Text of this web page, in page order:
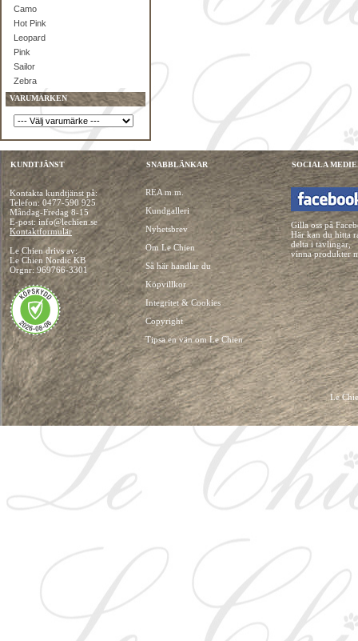
Camo
Hot Pink
Leopard
Pink
Sailor
Zebra
VARUMÄRKEN
KUNDTJÄNST
Kontakta kundtjänst på:
Telefon:0477-590 925
Måndag-Fredag 8-15
E-post: info@lechien.se
Kontaktformulär
Le Chien drivs av:
Le Chien Nordic KB
Orgnr: 969766-3301
SNABBLÄNKAR
REA m.m.
Kundgalleri
Nyhetsbrev
Om Le Chien
Så här handlar du
Köpvillkor
Integritet & Cookies
Copyright
Tipsa en vän om Le Chien
SOCIALA
Gilla oss på
Här kan du hitta
delta i tävlingar,
vinna produkter
Le
HUNDKLÄDER, HUNDVÄSKOR, HUNDACCESSOARER, HUND KLÄDER,